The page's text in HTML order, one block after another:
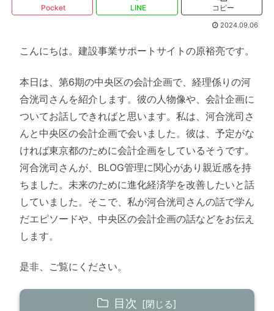
Pocket LINE コピー
2024.09.06
こんにちは。建設事業サポートサイトの原裕亮です。
本日は、第6期の中央区の会計企画で、経理係りの河
合洸司さんを紹介します。彼の人物像や、会計企画に
ついてお話しできればと思います。私は、河合洸司さ
んと中央区の会計企画で会いました。彼は、予定がな
ければ東京都のために会計企画をしているそうです。
河合洸司さんが、BLOG管理に関心があり親近感を持
ちました。未来のために進化経済学を改善したいと話
していました。そこで、私が河合洸司さんの話で学ん
だエピソードや、中央区の会計企画の話などをお伝え
します。
是非、ご覧にください。
目次